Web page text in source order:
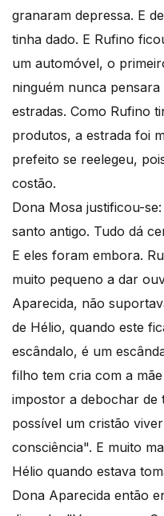
granaram depressa. E
tinha dado. E Rufino
um automóvel, o
ninguém nunca
estradas. Como Rufino
produtos, a estrada foi
prefeito se reelegeu,
costão.
Dona Mosa justificou-
santo antigo. Tudo dá
E eles foram embora.
muito pequeno a dar
Aparecida, não
de Hélio, quando este
escândalo, é um
filho tem cria com a
impostor a debochar de
possível um cristão
consciência". E muito
Hélio quando estava
Dona Aparecida então